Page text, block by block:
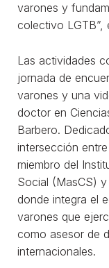
varones y
colectivo LGTB”,
Las actividades
jornada de
varones y una
doctor en
Barbero.
intersección
miembro del
Social (MasCS)
donde integra el
varones que
como asesor de
internacionales.